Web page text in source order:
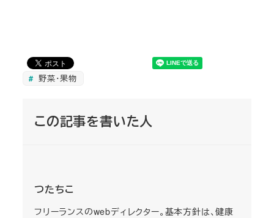
野菜・果物
この記事を書いた人
つたちこ
フリーランスのwebディレクター。基本方針は、健康